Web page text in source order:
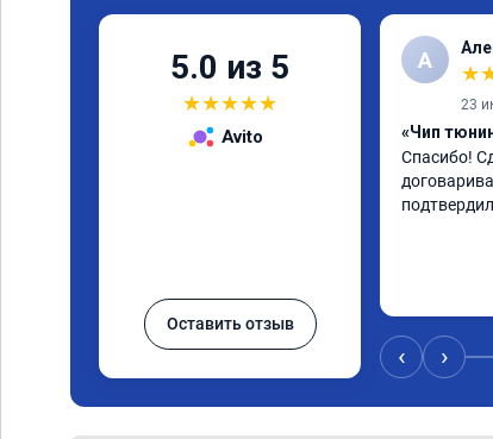
5.0 из 5
★★★★★
Avito
Оставить отзыв
А
★
23
«Чип
Спасибо!
‹ ›